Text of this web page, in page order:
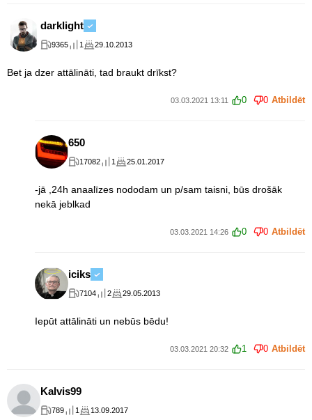
darklight
9365 1 29.10.2013
Bet ja dzer attālināti, tad braukt drīkst?
03.03.2021 13:11 0 0 Atbildēt
650
17082 1 25.01.2017
-jā ,24h anaalīzes nododam un p/sam taisni, būs drošāk
nekā jeblkad
03.03.2021 14:26 0 0 Atbildēt
iciks
7104 2 29.05.2013
Iepūt attālināti un nebūs bēdu!
03.03.2021 20:32 1 0 Atbildēt
Kalvis99
789 1 13.09.2017